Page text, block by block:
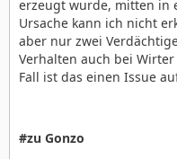
erzeugt wurde, mitten in
Ursache kann ich nicht
aber nur zwei
Verhalten auch bei
Fall ist das einen Issue
#zu Gonzo